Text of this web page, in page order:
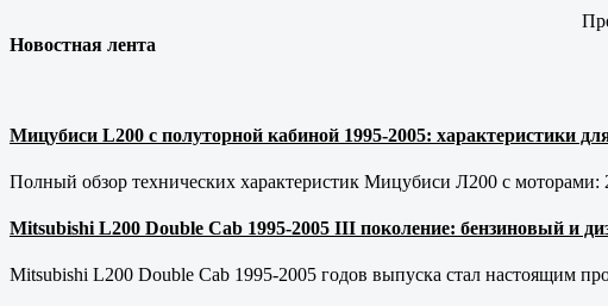
Новостная лента
Мицубиси L200 с полуторной кабиной 1995-2005: характеристики
Полный обзор технических характеристик Мицубиси Л200 с
Mitsubishi L200 Double Cab 1995-2005 III поколение: бензиновый и
Mitsubishi L200 Double Cab 1995-2005 годов выпуска стал настоящим